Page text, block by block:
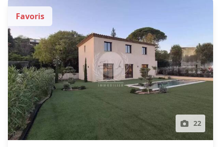
22
Favoris